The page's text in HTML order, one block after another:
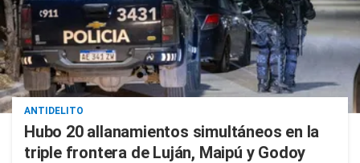
ANTIDELITO
Hubo 20 allanamientos simultáneos en la
triple frontera de Luján, Maipú y Godoy